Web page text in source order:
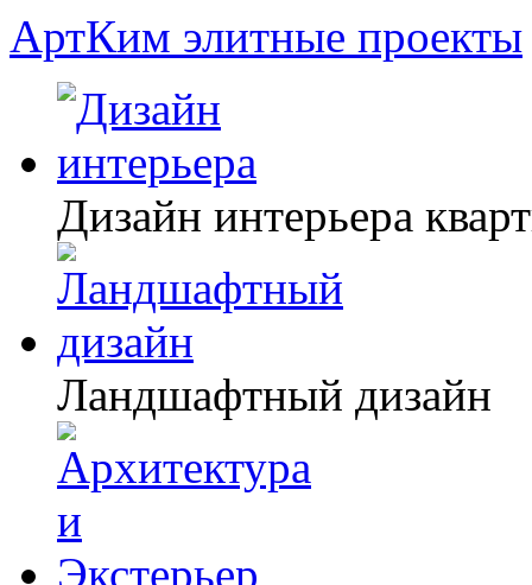
АртКим элитные проекты
Дизайн интерьера
Ландшафтный дизайн